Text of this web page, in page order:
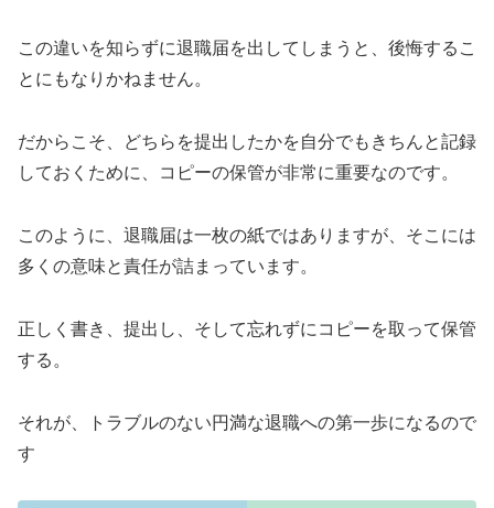
この違いを知らずに退職届を出してしまうと、後悔するこ
とにもなりかねません。
だからこそ、どちらを提出したかを自分でもきちんと記録
しておくために、コピーの保管が非常に重要なのです。
このように、退職届は一枚の紙ではありますが、そこには
多くの意味と責任が詰まっています。
正しく書き、提出し、そして忘れずにコピーを取って保管
する。
それが、トラブルのない円満な退職への第一歩になるので
す